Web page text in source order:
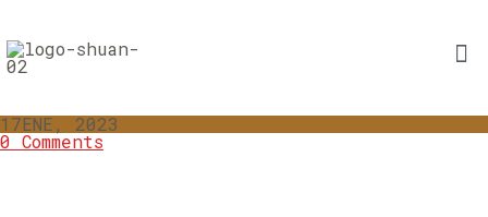
17ENE, 2023
0 Comments